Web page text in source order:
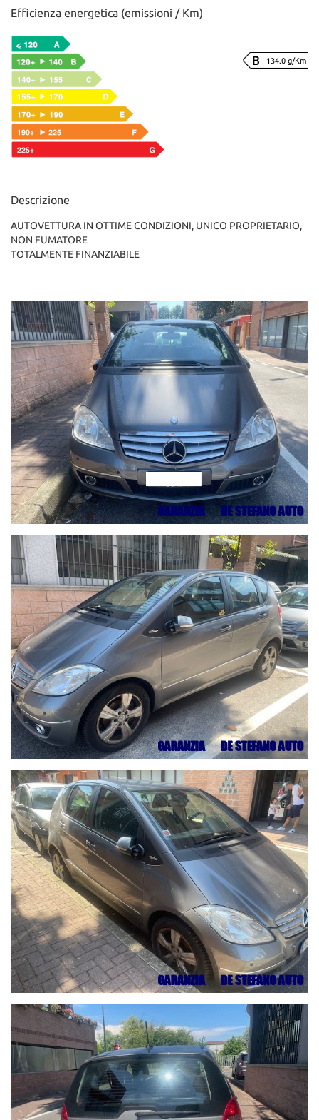
Efficienza energetica (emissioni / Km)
134.0 g/Km
Descrizione
AUTOVETTURA IN OTTIME CONDIZIONI, UNICO PROPRIETARIO,
NON FUMATORE
TOTALMENTE FINANZIABILE